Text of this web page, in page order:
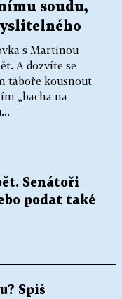
soudu,
s Martinou
A dozvíte se
táboře kousnout
„bacha na
Senátoři
podat také
Spíš